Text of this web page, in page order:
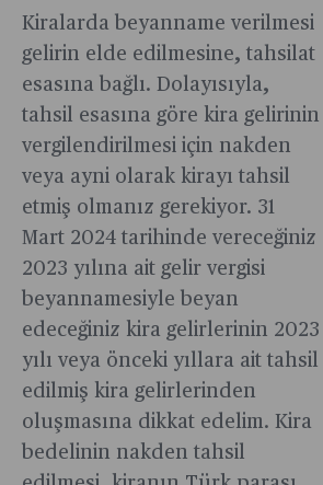
Kiralarda beyanname verilmesi
gelirin elde edilmesine, tahsilat
esasına bağlı. Dolayısıyla,
tahsil esasına göre kira gelirinin
vergilendirilmesi için nakden
veya ayni olarak kirayı tahsil
etmiş olmanız gerekiyor. 31
Mart 2024 tarihinde vereceğiniz
2023 yılına ait gelir vergisi
beyannamesiyle beyan
edeceğiniz kira gelirlerinin 2023
yılı veya önceki yıllara ait tahsil
edilmiş kira gelirlerinden
oluşmasına dikkat edelim. Kira
bedelinin nakden tahsil